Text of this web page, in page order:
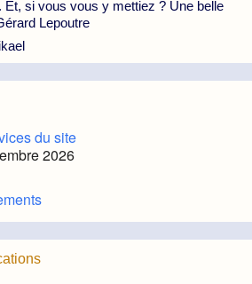
Et, si vous vous y mettiez ? Une belle
Lepoutre
du site
2026